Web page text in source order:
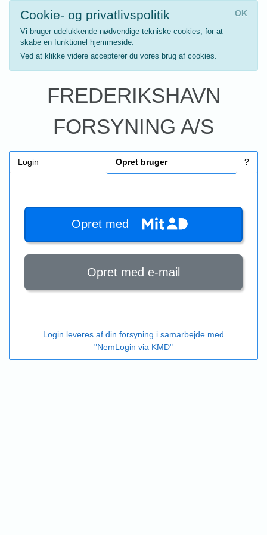
Cookie- og privatlivspolitik
Vi bruger udelukkende nødvendige tekniske cookies, for at
skabe en funktionel hjemmeside.
Ved at klikke videre accepterer du vores brug af cookies.
OK
FREDERIKSHAVN
FORSYNING A/S
Login Opret bruger ?
Opret med
Opret med e-mail
Login leveres af din forsyning i samarbejde med
"NemLogin via KMD"